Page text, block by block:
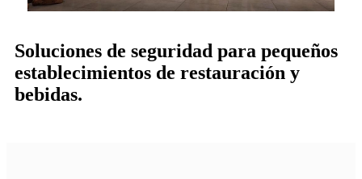
Soluciones de seguridad para pequeños
establecimientos de restauración y
bebidas.